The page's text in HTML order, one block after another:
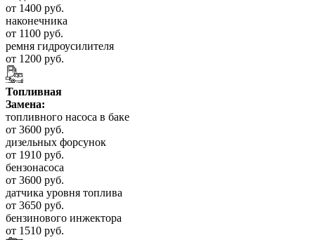
от 1400 руб.
наконечника
от 1100 руб.
ремня гидроусилителя
от 1200 руб.
Топливная
Замена:
топливного насоса в баке
от 3600 руб.
дизельных форсунок
от 1910 руб.
бензонасоса
от 3600 руб.
датчика уровня топлива
от 3650 руб.
бензинового инжектора
от 1510 руб.